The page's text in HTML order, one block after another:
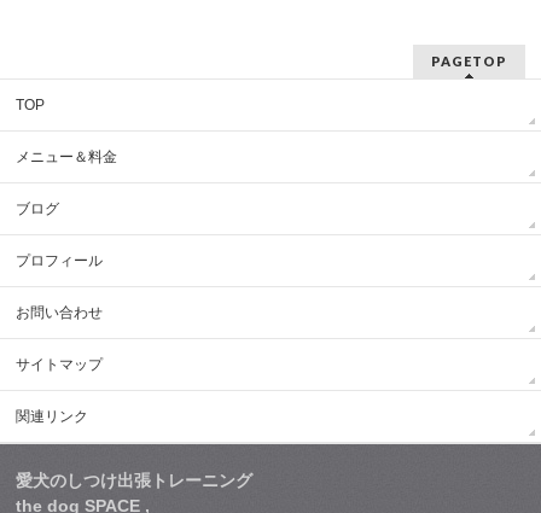
PAGETOP
TOP
メニュー＆料金
ブログ
プロフィール
お問い合わせ
サイトマップ
関連リンク
愛犬のしつけ出張トレーニング
the dog SPACE ,